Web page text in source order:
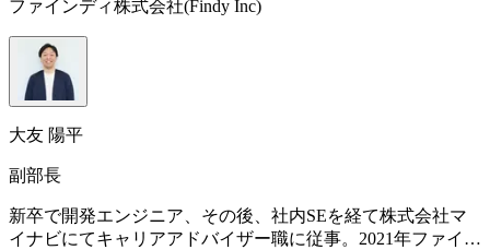
ファインディ株式会社(Findy Inc)
大友 陽平
副部長
新卒で開発エンジニア、その後、社内SEを経て株式会社マ
イナビにてキャリアアドバイザー職に従事。2021年ファイン